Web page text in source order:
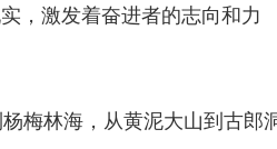
，激发着奋进者的志向和力
梅林海，从黄泥大山到古郎